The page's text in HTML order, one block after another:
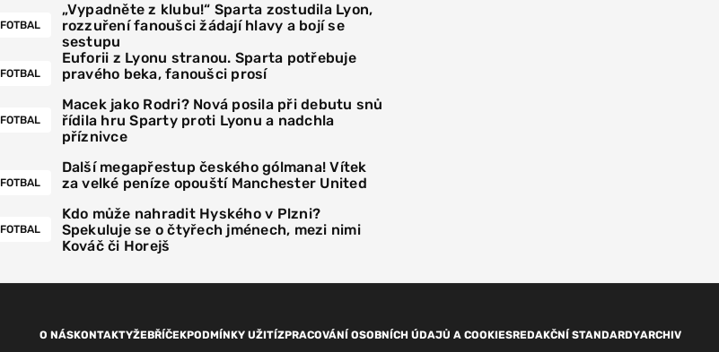
FOTBAL
„Vypadněte z klubu!“ Sparta zostudila Lyon,
rozzuření fanoušci žádají hlavy a bojí se
sestupu
FOTBAL
Euforii z Lyonu stranou. Sparta potřebuje
pravého beka, fanoušci prosí
FOTBAL
Macek jako Rodri? Nová posila při debutu snů
řídila hru Sparty proti Lyonu a nadchla
příznivce
FOTBAL
Další megapřestup českého gólmana! Vítek
za velké peníze opouští Manchester United
FOTBAL
Kdo může nahradit Hyského v Plzni?
Spekuluje se o čtyřech jménech, mezi nimi
Kováč či Horejš
O NÁSKONTAKTYŽEBŘÍČEKPODMÍNKY UŽITÍZPRACOVÁNÍ OSOBNÍCH ÚDAJŮ A COOKIESREDAKČNÍ STANDARDYARCHIV